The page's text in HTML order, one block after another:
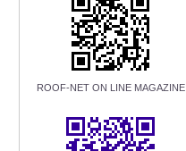
ROOF-NET ON LINE MAGAZINE